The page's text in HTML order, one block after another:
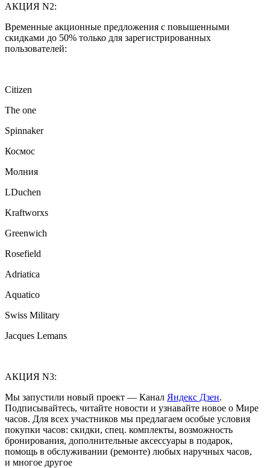
АКЦИЯ N2:
Временные акционные предложения с повышенными
скидками до 50% только для зарегистрированных
пользователей:
Citizen
The one
Spinnaker
Космос
Молния
LDuchen
Kraftworxs
Greenwich
Rosefield
Adriatica
Aquatico
Swiss Military
Jacques Lemans
АКЦИЯ N3:
Мы запустили новый проект — Канал Яндекс Дзен.
Подписывайтесь, читайте новости и узнавайте новое о Мире
часов. Для всех участников мы предлагаем особые условия
покупки часов: скидки, спец. комплекты, возможность
бронирования, дополнительные аксессуары в подарок,
помощь в обслуживании (ремонте) любых наручных часов,
и многое другое